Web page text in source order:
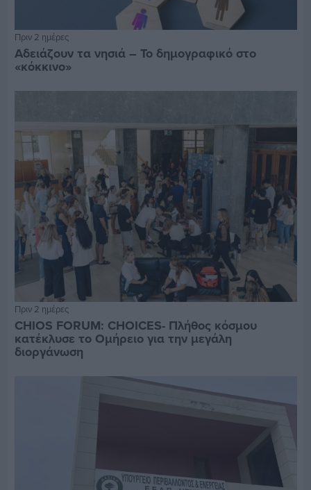
Πριν 2 ημέρες
Αδειάζουν τα νησιά – Το δημογραφικό στο
«κόκκινο»
Πριν 2 ημέρες
CHIOS FORUM: CHOICES- Πλήθος κόσμου
κατέκλυσε το Ομήρειο για την μεγάλη
διοργάνωση